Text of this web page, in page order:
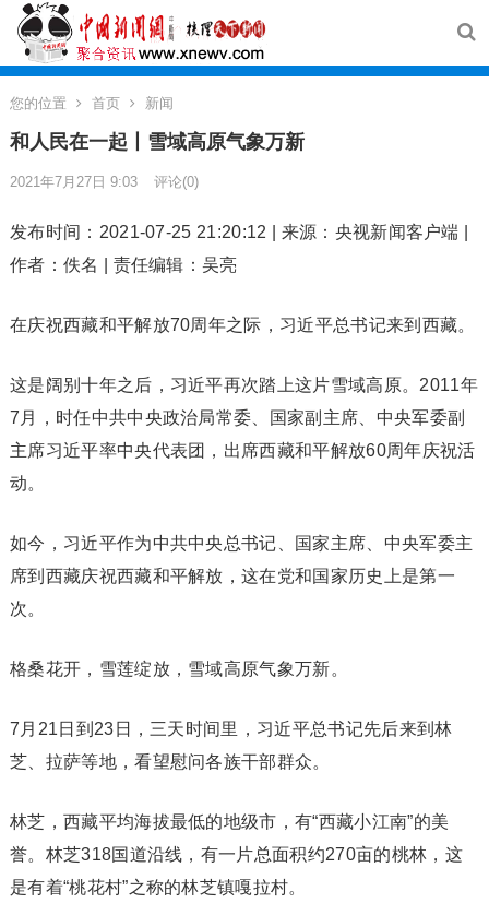
您的位置 首页 新闻
和人民在一起丨雪域高原气象万新
2021年7月27日 9:03 评论(0)
发布时间：2021-07-25 21:20:12 | 来源：央视新闻客户端 |
作者：佚名 | 责任编辑：吴亮
在庆祝西藏和平解放70周年之际，习近平总书记来到西藏。
这是阔别十年之后，习近平再次踏上这片雪域高原。2011年
7月，时任中共中央政治局常委、国家副主席、中央军委副
主席习近平率中央代表团，出席西藏和平解放60周年庆祝活
动。
如今，习近平作为中共中央总书记、国家主席、中央军委主
席到西藏庆祝西藏和平解放，这在党和国家历史上是第一
次。
格桑花开，雪莲绽放，雪域高原气象万新。
7月21日到23日，三天时间里，习近平总书记先后来到林
芝、拉萨等地，看望慰问各族干部群众。
林芝，西藏平均海拔最低的地级市，有“西藏小江南”的美
誉。林芝318国道沿线，有一片总面积约270亩的桃林，这
是有着“桃花村”之称的林芝镇嘎拉村。